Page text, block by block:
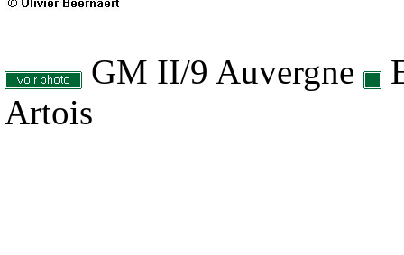
GM II/9 Auvergne
Artois